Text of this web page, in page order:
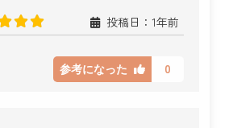
投稿日：1年前
参考になった 0